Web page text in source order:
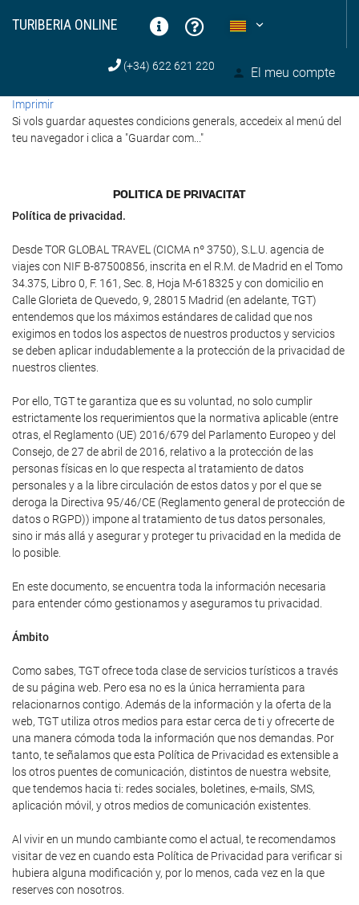
TURIBERIA ONLINE
El meu compte
(+34) 622 621 220
Imprimir
Si vols guardar aquestes condicions generals, accedeix al menú del
teu navegador i clica a "Guardar com..."
POLI­TICA DE PRIVACITAT
Política de privacidad.
Desde TOR GLOBAL TRAVEL (CICMA nº 3750), S.L.U. agencia de
viajes con NIF B-87500856, inscrita en el R.M. de Madrid en el Tomo
34.375, Libro 0, F. 161, Sec. 8, Hoja M-618325 y con domicilio en
Calle Glorieta de Quevedo, 9, 28015 Madrid (en adelante, TGT)
entendemos que los máximos estándares de calidad que nos
exigimos en todos los aspectos de nuestros productos y servicios
se deben aplicar indudablemente a la protección de la privacidad de
nuestros clientes.
Por ello, TGT te garantiza que es su voluntad, no solo cumplir
estrictamente los requerimientos que la normativa aplicable (entre
otras, el Reglamento (UE) 2016/679 del Parlamento Europeo y del
Consejo, de 27 de abril de 2016, relativo a la protección de las
personas físicas en lo que respecta al tratamiento de datos
personales y a la libre circulación de estos datos y por el que se
deroga la Directiva 95/46/CE (Reglamento general de protección de
datos o RGPD)) impone al tratamiento de tus datos personales,
sino ir más allá y asegurar y proteger tu privacidad en la medida de
lo posible.
En este documento, se encuentra toda la información necesaria
para entender cómo gestionamos y aseguramos tu privacidad.
Ámbito
Como sabes, TGT ofrece toda clase de servicios turísticos a través
de su página web. Pero esa no es la única herramienta para
relacionarnos contigo. Además de la información y la oferta de la
web, TGT utiliza otros medios para estar cerca de ti y ofrecerte de
una manera cómoda toda la información que nos demandas. Por
tanto, te señalamos que esta Política de Privacidad es extensible a
los otros puentes de comunicación, distintos de nuestra website,
que tendemos hacia ti: redes sociales, boletines, e-mails, SMS,
aplicación móvil, y otros medios de comunicación existentes.
Al vivir en un mundo cambiante como el actual, te recomendamos
visitar de vez en cuando esta Política de Privacidad para verificar si
hubiera alguna modificación y, por lo menos, cada vez en la que
reserves con nosotros.